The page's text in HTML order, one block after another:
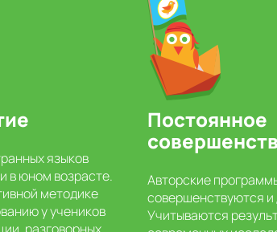
языков
в юном возрасте.
методике
у учеников
Постоянное
Авторские
совершенствуются
Учитываются